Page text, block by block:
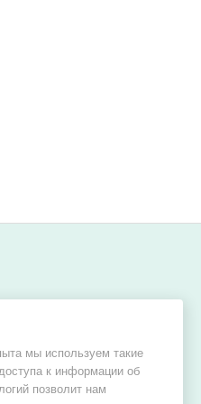
мы используем такие
к информации об
позволит нам